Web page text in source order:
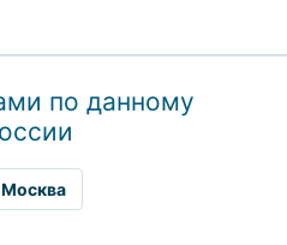
по данному
Москва